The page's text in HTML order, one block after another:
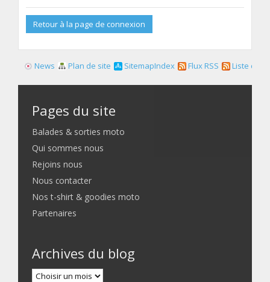
Retour à la page de connexion
News Plan de site SitemapIndex Flux RSS Liste des
Pages du site
Balades & sorties moto
Qui sommes nous
Rejoins nous
Nous contacter
Nos t-shirt & goodies moto
Partenaires
Archives du blog